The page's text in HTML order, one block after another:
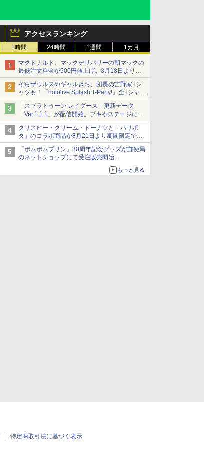
アクセスランキング
1時間 24時間 1週間 1カ月
マクドナルド、マックデリバリーの朝マックの
最低注文料金が500円値上げ。8月18日より
1,500円から受付
そらザウルスやギャルきち、団長の吉野家Tシ
ャツも！「hololive Splash T-Party!」全Tシャツ
ラインナップ公開＆オンライン販売開始
「スプラトゥーン レイダース」更新データ
「Ver.1.1.1」が配信開始。ブキやステージに関
する不具合を修正
クリスピー・クリーム・ドーナツと「ハリポ
タ」のコラボ商品が8月21日より期間限定で発
売
組分け帽子ドーナツなど見た目も楽しい商品が
登場
「ポムポムプリン」30周年記念グッズが郵便局
のネットショップにて受注販売開始
「おもちもちもちクッション」など今年だけの
もっと見る
特定商取引法に基づく表示